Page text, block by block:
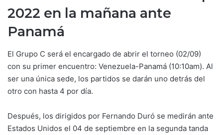
2022 en la mañana ante
Panamá
El Grupo C será el encargado de abrir el torneo (02/09)
con su primer encuentro: Venezuela-Panamá (10:10am). Al
ser una única sede, los partidos se darán uno detrás del
otro con hasta 4 por día.
Después, los dirigidos por Fernando Duró se medirán ante
Estados Unidos el 04 de septiembre en la segunda tanda